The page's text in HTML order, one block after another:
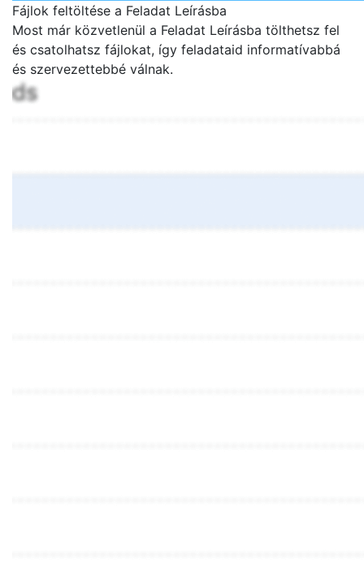
Fájlok feltöltése a Feladat Leírásba
Most már közvetlenül a Feladat Leírásba tölthetsz fel
és csatolhatsz fájlokat, így feladataid informatívabbá
és szervezettebbé válnak.